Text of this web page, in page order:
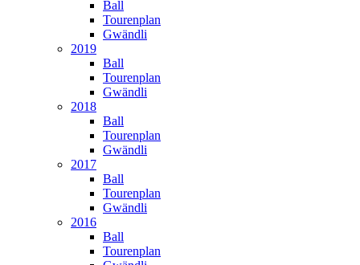
Ball
Tourenplan
Gwändli
2019
Ball
Tourenplan
Gwändli
2018
Ball
Tourenplan
Gwändli
2017
Ball
Tourenplan
Gwändli
2016
Ball
Tourenplan